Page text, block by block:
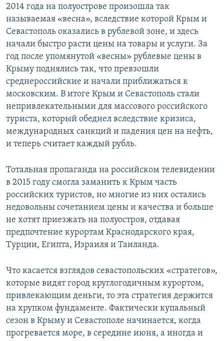
2014 года на полуострове произошла так
называемая «весна», вследствие которой Крым и
Севастополь оказались в рублевой зоне, и здесь
начали быстро расти цены на товары и услуги. За
год после упомянутой «весны» рублевые цены в
Крыму поднялись так, что превзошли
среднероссийские и начали приближаться к
московским. В итоге Крым и Севастополь стали
непривлекательными для массового российского
туриста, который обеднел вследствие кризиса,
международных санкций и падения цен на нефть,
и теперь считает каждый рубль.
Тотальная пропаганда на российском телевидении
в 2015 году смогла заманить к Крым часть
российских туристов, но многие из них остались
недовольны сочетанием цены и качества и больше
не хотят приезжать на полуостров, отдавая
предпочтение курортам Краснодарского края,
Турции, Египта, Израиля и Таиланда.
Что касается взглядов севастопольских «стратегов»,
которые видят город круглогодичным курортом,
привлекающим деньги, то эта стратегия держится
на хрупком фундаменте. Фактически купальный
сезон в Крыму и Севастополе начинается, когда
прогревается море, в середине июня, а иногда и